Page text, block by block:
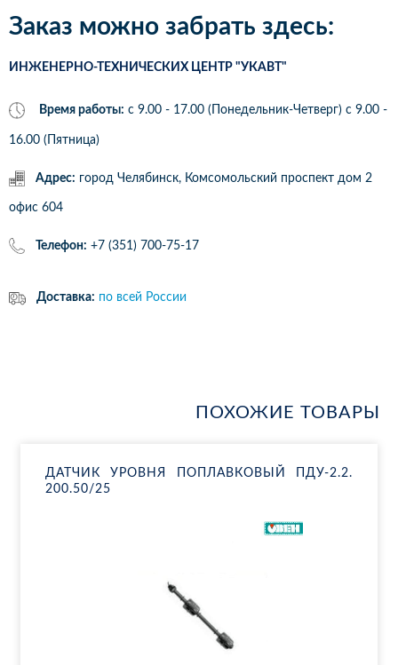
Заказ можно забрать здесь:
ИНЖЕНЕРНО-ТЕХНИЧЕСКИХ ЦЕНТР "УКАВТ"
Время работы: с 9.00 - 17.00 (Понедельник-Четверг) c 9.00 -
16.00 (Пятница)
Адрес: город Челябинск, Комсомольский проспект дом 2
офис 604
Телефон: +7 (351) 700-75-17
Доставка: по всей России
ПОХОЖИЕ ТОВАРЫ
ДАТ­ЧИК УРОВ­НЯ ПО­ПЛАВ­КО­ВЫЙ ПДУ-2.​2.​
200.​50/​25